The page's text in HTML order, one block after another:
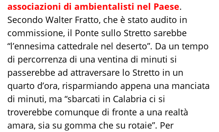
associazioni di ambientalisti nel Paese.
Secondo Walter Fratto, che è stato audito in
commissione, il Ponte sullo Stretto sarebbe
“l’ennesima cattedrale nel deserto”. Da un tempo
di percorrenza di una ventina di minuti si
passerebbe ad attraversare lo Stretto in un
quarto d’ora, risparmiando appena una manciata
di minuti, ma “sbarcati in Calabria ci si
troverebbe comunque di fronte a una realtà
amara, sia su gomma che su rotaie”. Per